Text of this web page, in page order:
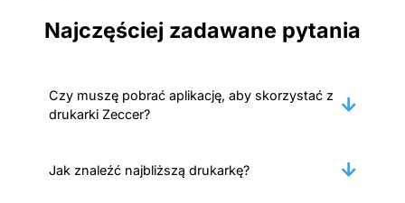
Najczęściej zadawane pytania
Czy muszę pobrać aplikację, aby skorzystać z
drukarki Zeccer?
Jak znaleźć najbliższą drukarkę?